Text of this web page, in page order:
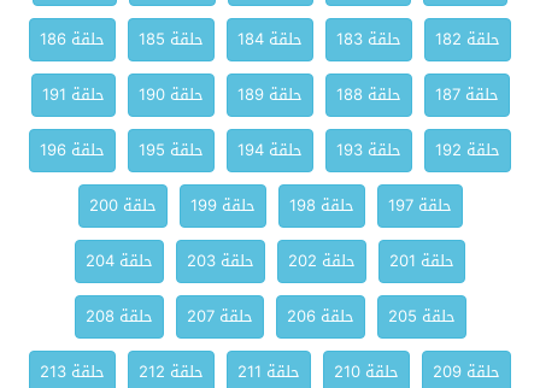
حلقة 182
حلقة 183 حلقة 184 حلقة 185
حلقة 186
حلقة 187
حلقة 188 حلقة 189 حلقة 190
حلقة 191
حلقة 192
حلقة 193 حلقة 194 حلقة 195
حلقة 196
حلقة 197
حلقة 198 حلقة 199
حلقة 200
حلقة 201
حلقة 202 حلقة 203
حلقة 204
حلقة 205
حلقة 206 حلقة 207
حلقة 208
حلقة 209
حلقة 210 حلقة 211 حلقة 212
حلقة 213